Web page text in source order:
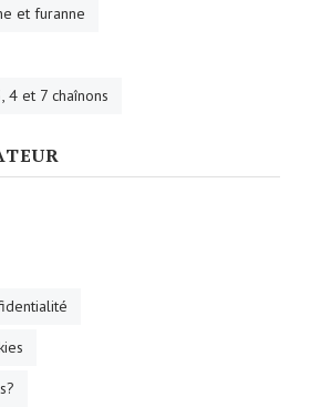
et furanne
4 et 7 chaînons